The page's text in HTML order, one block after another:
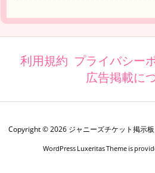
利用規約 プライバシー
広告掲載に
Copyright ©2026 ジャニーズチケット掲示
WordPress Luxeritas Theme is